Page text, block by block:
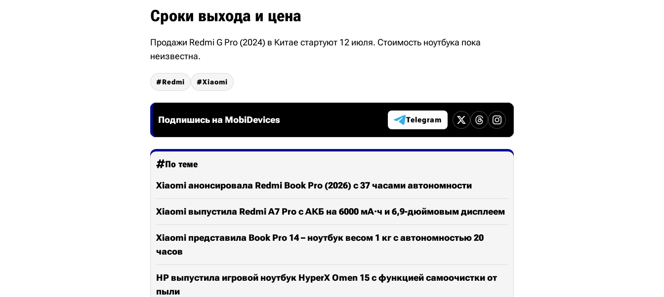
Сроки выхода и цена
Продажи Redmi G Pro (2024) в Китае стартуют 12 июля. Стоимость ноутбука пока
неизвестна.
Redmi Xiaomi
Подпишись на MobiDevices Telegram
По теме
Xiaomi анонсировала Redmi Book Pro (2026) с 37 часами автономности
Xiaomi выпустила Redmi A7 Pro с АКБ на 6000 мА·ч и 6,9-дюймовым дисплеем
Xiaomi представила Book Pro 14 – ноутбук весом 1 кг с автономностью 20
часов
HP выпустила игровой ноутбук HyperX Omen 15 с функцией самоочистки от
пыли